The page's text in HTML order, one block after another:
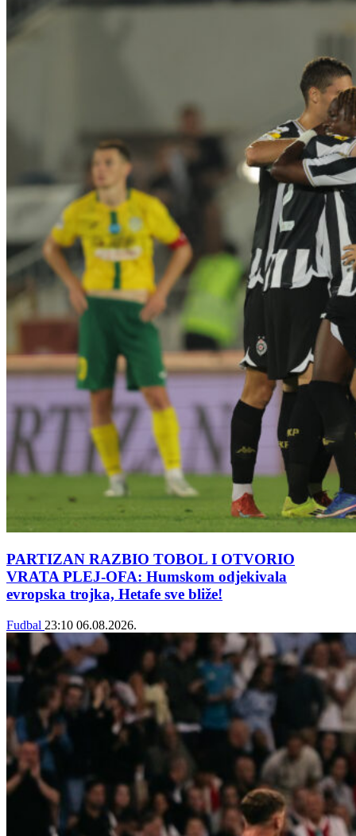
PARTIZAN RAZBIO TOBOL I OTVORIO
VRATA PLEJ-OFA: Humskom odjekivala
evropska trojka, Hetafe sve bliže!
Fudbal 23:10 06.08.2026.